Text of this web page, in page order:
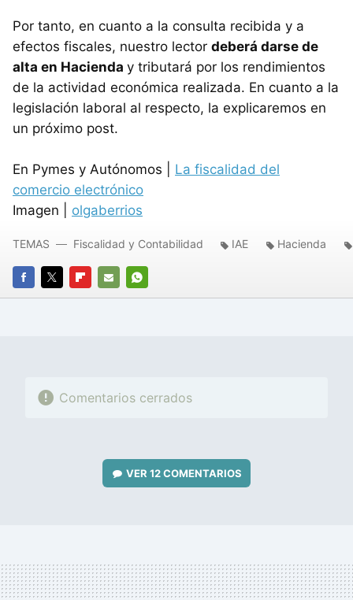
Por tanto, en cuanto a la consulta recibida y a
efectos fiscales, nuestro lector deberá darse de
alta en Hacienda y tributará por los rendimientos
de la actividad económica realizada. En cuanto a la
legislación laboral al respecto, la explicaremos en
un próximo post.
En Pymes y Autónomos | La fiscalidad del
comercio electrónico
Imagen | olgaberrios
FACEBOOK
TWITTERFLIPBOARD
E-
WHATSAPP
TEMAS Fiscalidad y Contabilidad IAE Hacienda
Comentarios cerrados
VER12 COMENTARIOS